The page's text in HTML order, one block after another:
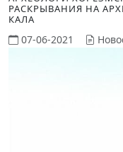
РАСКРЫВАНИЯ НА
КАЛА
07-06-2021